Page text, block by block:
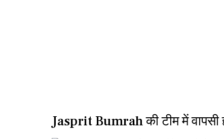
Jasprit Bumrah की टीम में